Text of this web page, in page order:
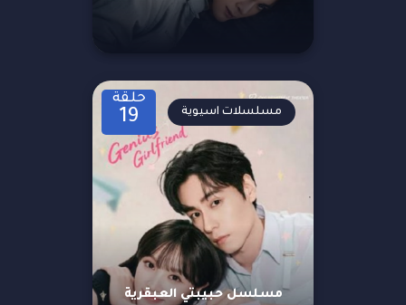
حلقة
19
مسلسل حبيبتي العبقرية
مسلسلات اسيوية